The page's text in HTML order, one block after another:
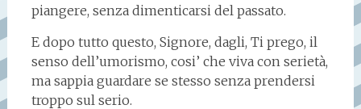
piangere, senza dimenticarsi del passato.
E dopo tutto questo, Signore, dagli, Ti prego, il
senso dell’umorismo, cosi’ che viva con serietà,
ma sappia guardare se stesso senza prendersi
troppo sul serio.